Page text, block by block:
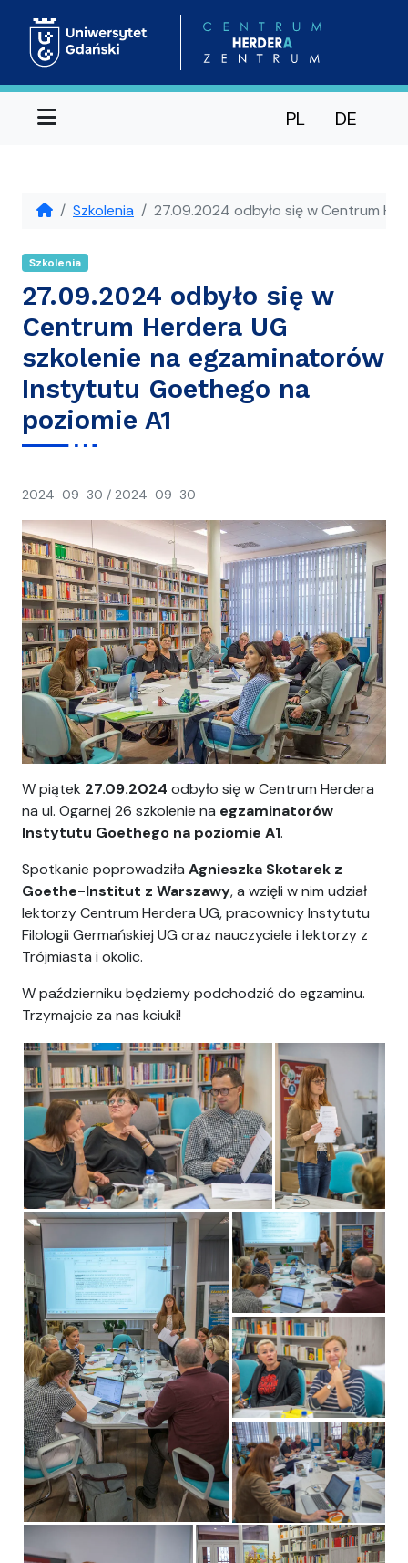
Menu PL DE
Szkolenia 27.09.2024 odbyło się w Centrum
Szkolenia
27.09.2024 odbyło się w
Centrum Herdera UG
szkolenie na egzaminatorów
Instytutu Goethego na
poziomie A1
2024-09-30 / 2024-09-30
W piątek 27.09.2024 odbyło się w Centrum Herdera
na ul. Ogarnej 26 szkolenie na egzaminatorów
Instytutu Goethego na poziomie A1.
Spotkanie poprowadziła Agnieszka Skotarek z
Goethe-Institut z Warszawy, a wzięli w nim udział
lektorzy Centrum Herdera UG, pracownicy Instytutu
Filologii Germańskiej UG oraz nauczyciele i lektorzy z
Trójmiasta i okolic.
W październiku będziemy podchodzić do egzaminu.
Trzymajcie za nas kciuki!